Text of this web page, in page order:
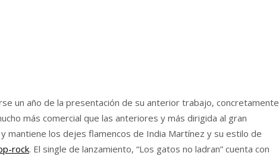
un año de la presentación de su anterior trabajo, concretamente
más comercial que las anteriores y más dirigida al gran
mantiene los dejes flamencos de India Martínez y su estilo de
rock. El single de lanzamiento, “Los gatos no ladran” cuenta con